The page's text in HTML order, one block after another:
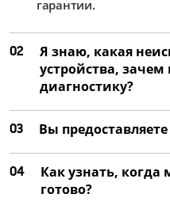
гарантии.
02
Я знаю, какая
устройства,
диагностику?
03 Вы
04
Как узнать, когда
готово?